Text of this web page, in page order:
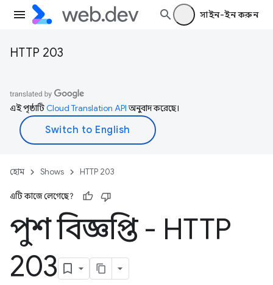
সাইন-ইন করুন
HTTP 203
এই পৃষ্ঠাটিCloud Translation APIঅনুবাদ করেছে।
হোম Shows HTTP 203
এটি কাজে লেগেছে?
পুশ বিজ্ঞপ্তি - HTTP
203